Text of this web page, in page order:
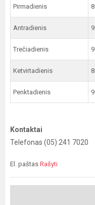
Pirmadienis
Antradienis
Trečiadienis
Ketvirtadienis
Penktadienis
Kontaktai
Telefonas (05) 241 7020
El. paštas Rašyti